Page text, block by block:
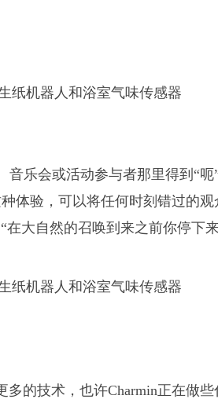
音乐会或活动参与者那里得到“呃
体验，可以将任何时刻错过的
大自然的召唤到来之前你停下
的技术，也许Charmin正在做